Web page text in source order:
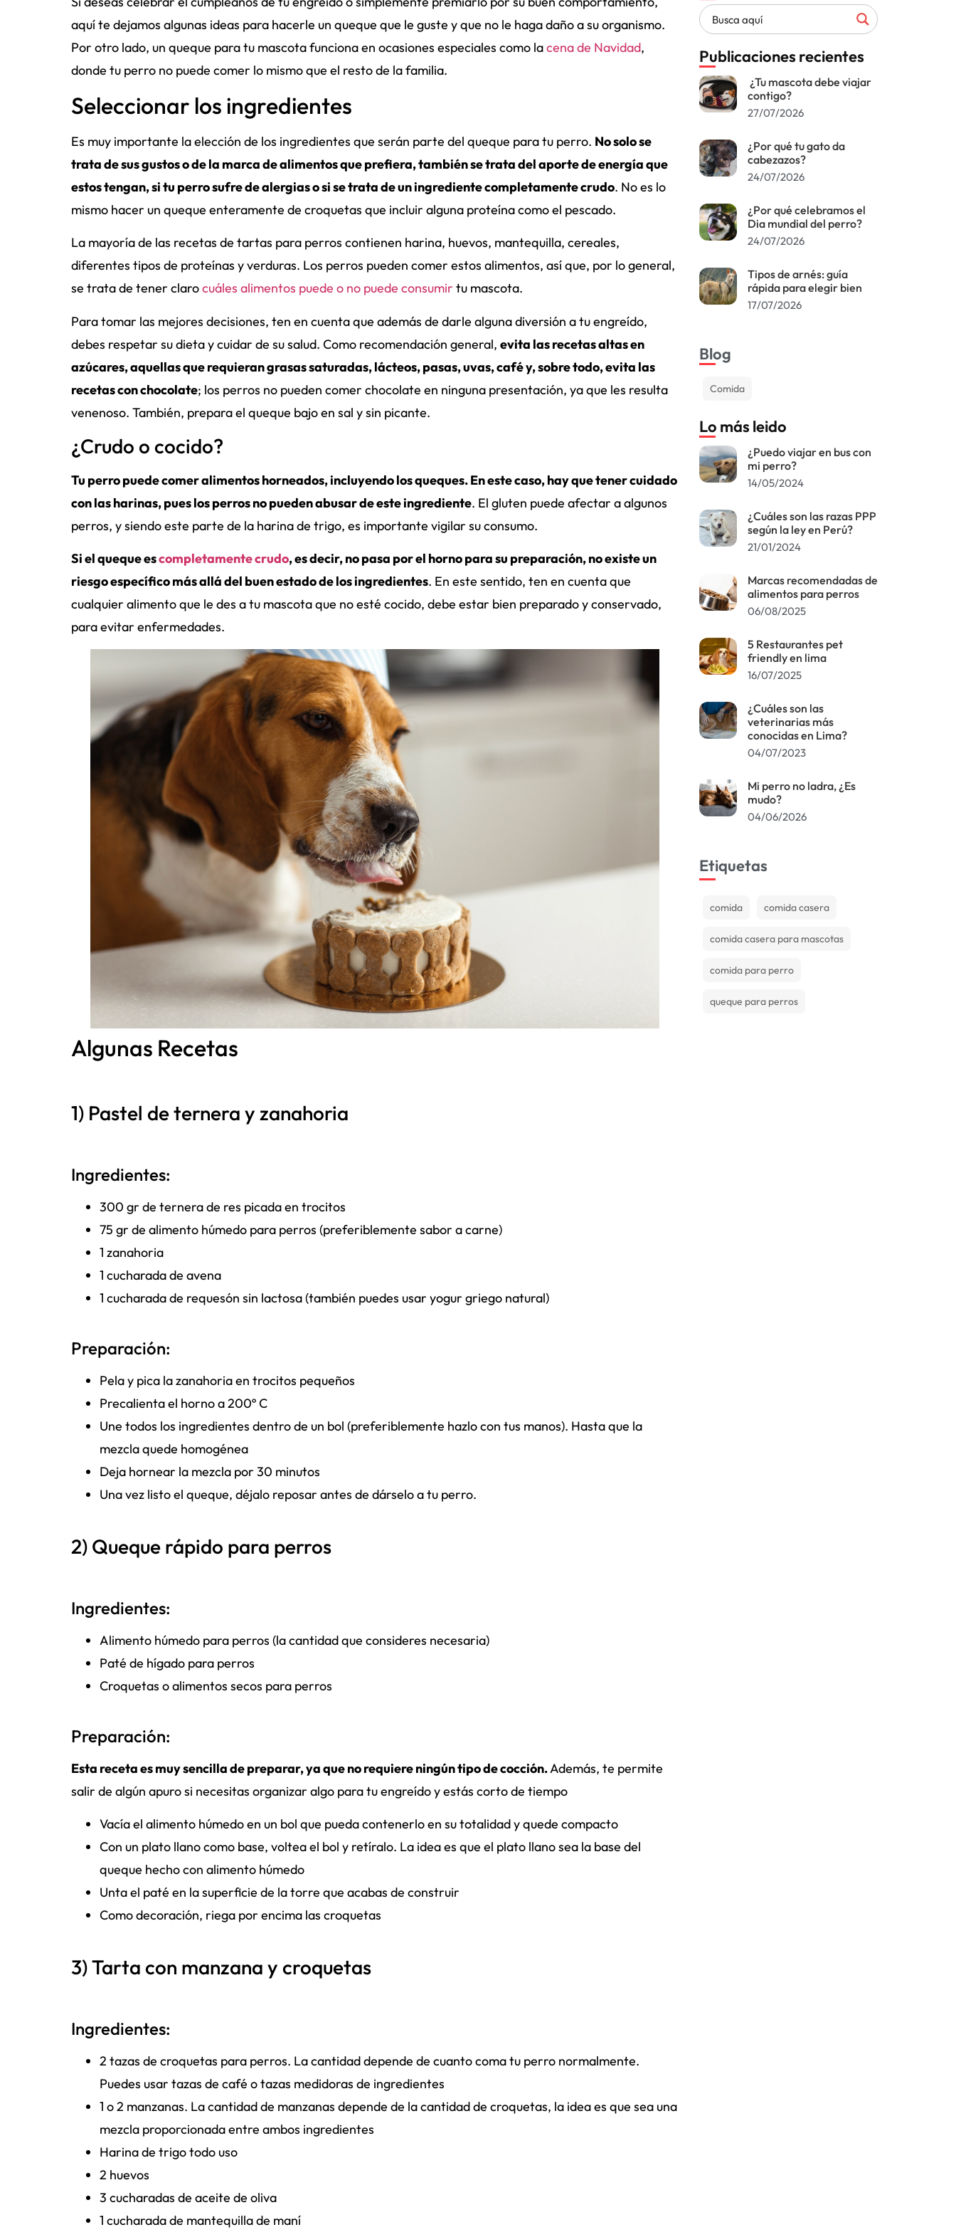
aquí te dejamos algunas ideas para hacerle un queque que le guste y que no le haga daño a su organismo.
Por otro lado, un queque para tu mascota funciona en ocasiones especiales como lacena de Navidad,
donde tu perro no puede comer lo mismo que el resto de la familia.
Seleccionar los ingredientes
Es muy importante la elección de los ingredientes que serán parte del queque para tu perro. No solo se
trata de sus gustos o de la marca de alimentos que prefiera, también se trata del aporte de energía que
estos tengan, si tu perro sufre de alergias o si se trata de un ingrediente completamente crudo. No es lo
mismo hacer un queque enteramente de croquetas que incluir alguna proteína como el pescado.
La mayoría de las recetas de tartas para perros contienen harina, huevos, mantequilla, cereales,
diferentes tipos de proteínas y verduras. Los perros pueden comer estos alimentos, así que, por lo general,
se trata de tener clarocuáles alimentos puede o no puede consumir tu mascota.
Para tomar las mejores decisiones, ten en cuenta que además de darle alguna diversión a tu engreído,
debes respetar su dieta y cuidar de su salud. Como recomendación general, evita las recetas altas en
azúcares, aquellas que requieran grasas saturadas, lácteos, pasas, uvas, café y, sobre todo, evita las
recetas con chocolate; los perros no pueden comer chocolate en ninguna presentación, ya que les resulta
venenoso. También, prepara el queque bajo en sal y sin picante.
¿Crudo o cocido?
Tu perro puede comer alimentos horneados, incluyendo los queques. En este caso, hay que tener cuidado
con las harinas, pues los perros no pueden abusar de este ingrediente. El gluten puede afectar a algunos
perros, y siendo este parte de la harina de trigo, es importante vigilar su consumo.
Si el queque escompletamente crudo, es decir, no pasa por el horno para su preparación, no existe un
riesgo específico más allá del buen estado de los ingredientes. En este sentido, ten en cuenta que
cualquier alimento que le des a tu mascota que no esté cocido, debe estar bien preparado y conservado,
para evitar enfermedades.
Algunas Recetas
1) Pastel de ternera y zanahoria
Ingredientes:
300 gr de ternera de res picada en trocitos
75 gr de alimento húmedo para perros (preferiblemente sabor a carne)
1 zanahoria
1 cucharada de avena
1 cucharada de requesón sin lactosa (también puedes usar yogur griego natural)
Preparación:
Pela y pica la zanahoria en trocitos pequeños
Precalienta el horno a 200º C
Une todos los ingredientes dentro de un bol (preferiblemente hazlo con tus manos). Hasta que la
mezcla quede homogénea
Deja hornear la mezcla por 30 minutos
Una vez listo el queque, déjalo reposar antes de dárselo a tu perro.
2) Queque rápido para perros
Ingredientes:
Alimento húmedo para perros (la cantidad que consideres necesaria)
Paté de hígado para perros
Croquetas o alimentos secos para perros
Preparación:
Esta receta es muy sencilla de preparar, ya que no requiere ningún tipo de cocción.Además, te permite
salir de algún apuro si necesitas organizar algo para tu engreído y estás corto de tiempo
Vacía el alimento húmedo en un bol que pueda contenerlo en su totalidad y quede compacto
Con un plato llano como base, voltea el bol y retíralo. La idea es que el plato llano sea la base del
queque hecho con alimento húmedo
Unta el paté en la superficie de la torre que acabas de construir
Como decoración, riega por encima las croquetas
3) Tarta con manzana y croquetas
Ingredientes:
2 tazas de croquetas para perros. La cantidad depende de cuanto coma tu perro normalmente.
Puedes usar tazas de café o tazas medidoras de ingredientes
1 o 2 manzanas. La cantidad de manzanas depende de la cantidad de croquetas, la idea es que sea una
mezcla proporcionada entre ambos ingredientes
Harina de trigo todo uso
2 huevos
3 cucharadas de aceite de oliva
1 cucharada de mantequilla de maní
Publicaciones recientes
¿Tu mascota debe viajar
contigo?
27/07/2026
¿Por qué tu gato da
cabezazos?
24/07/2026
¿Por qué celebramos el
Dia mundial del perro?
24/07/2026
Tipos de arnés: guía
rápida para elegir bien
17/07/2026
Blog
Comida
Lo más leido
¿Puedo viajar en bus con
mi perro?
14/05/2024
¿Cuáles son las razas PPP
según la ley en Perú?
21/01/2024
Marcas recomendadas de
alimentos para perros
06/08/2025
5 Restaurantes pet
friendly en lima
16/07/2025
¿Cuáles son las
veterinarias más
conocidas en Lima?
04/07/2023
Mi perro no ladra, ¿Es
mudo?
04/06/2026
Etiquetas
comida comida casera
comida casera para mascotas
comida para perro
queque para perros